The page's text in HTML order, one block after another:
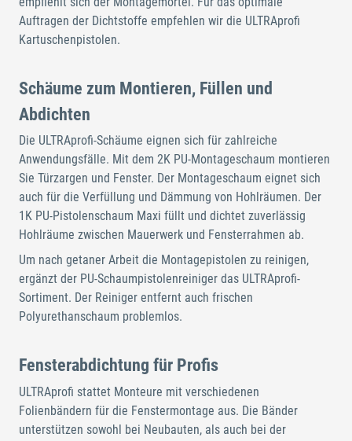
Auftragen der Dichtstoffe empfehlen wir die ULTRAprofi
Kartuschenpistolen.
Schäume zum Montieren, Füllen und
Abdichten
Die ULTRAprofi-Schäume eignen sich für zahlreiche
Anwendungsfälle. Mit dem 2K PU-Montageschaum montieren
Sie Türzargen und Fenster. Der Montageschaum eignet sich
auch für die Verfüllung und Dämmung von Hohlräumen. Der
1K PU-Pistolenschaum Maxi füllt und dichtet zuverlässig
Hohlräume zwischen Mauerwerk und Fensterrahmen ab.
Um nach getaner Arbeit die Montagepistolen zu reinigen,
ergänzt der PU-Schaumpistolenreiniger das ULTRAprofi-
Sortiment. Der Reiniger entfernt auch frischen
Polyurethanschaum problemlos.
Fensterabdichtung für Profis
ULTRAprofi stattet Monteure mit verschiedenen
Folienbändern für die Fenstermontage aus. Die Bänder
unterstützen sowohl bei Neubauten, als auch bei der